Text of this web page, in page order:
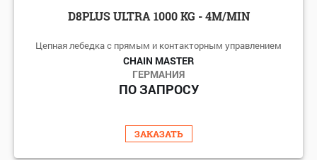
D8PLUS ULTRA 1000 KG - 4M/MIN
Цепная лебедка с прямым и контакторным управлением
CHAIN MASTER
ГЕРМАНИЯ
ПО ЗАПРОСУ
ЗАКАЗАТЬ